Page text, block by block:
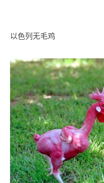
以色列无毛鸡